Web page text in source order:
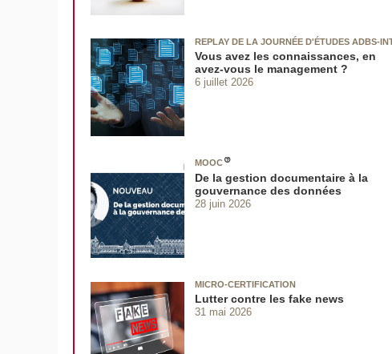
REPLAY DE LA JOURNÉE D'ÉTUDES ADBS-
Vous avez les connaissances, en
avez‑vous le management ?
6 juillet 2026
MOOC
De la gestion documentaire à la
gouvernance des données
28 juin 2026
MICRO-CERTIFICATION
Lutter contre les fake news
31 mai 2026